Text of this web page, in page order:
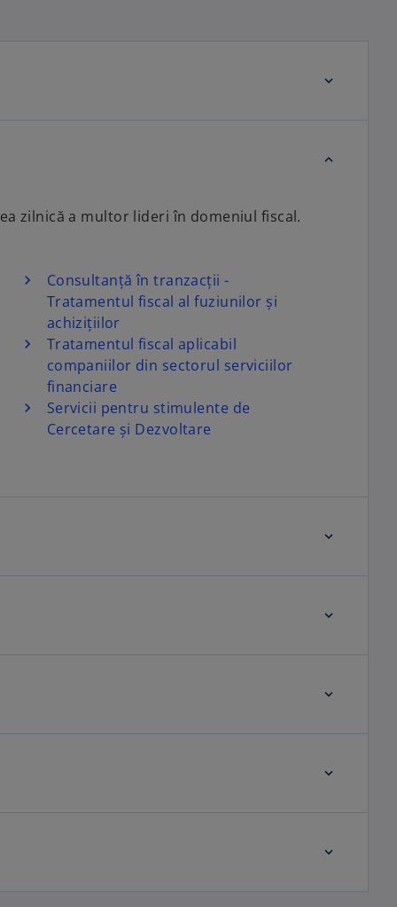
zilnică a multor lideri în domeniul fiscal.
Consultanță în tranzacții -
Tratamentul fiscal al fuziunilor și
achizițiilor
Tratamentul fiscal aplicabil
companiilor din sectorul serviciilor
financiare
Servicii pentru stimulente de
Cercetare și Dezvoltare